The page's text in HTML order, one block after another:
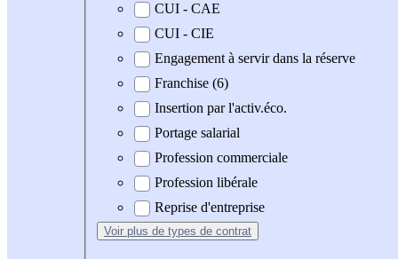
CUI - CAE
CUI - CIE
Engagement à servir dans la réserve
Franchise (6)
Insertion par l'activ.éco.
Portage salarial
Profession commerciale
Profession libérale
Reprise d'entreprise
Voir plus de types de contrat